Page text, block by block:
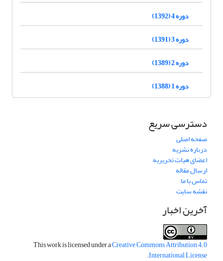
دوره 4 (1392)
دوره 3 (1391)
دوره 2 (1389)
دوره 1 (1388)
دسترسی سریع
صفحه اصلی
درباره نشریه
اعضای هیات تحریریه
ارسال مقاله
تماس با ما
نقشه سایت
آخرین اخبار
This work is licensed under aCreative Commons Attribution 4.0
International License
.